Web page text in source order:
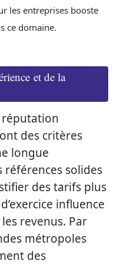
les entreprises booste
ce domaine.
et de la
réputation
des critères
longue
références solides
des tarifs plus
influence
revenus. Par
métropoles
des